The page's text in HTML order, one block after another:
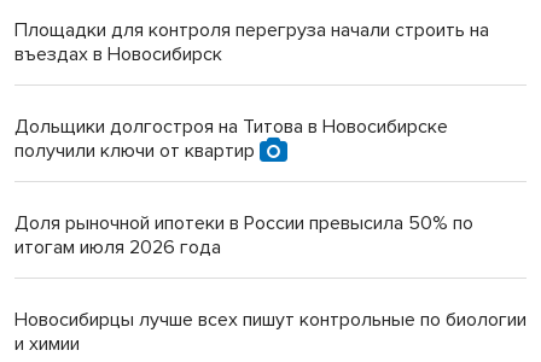
Площадки для контроля перегруза начали строить на
въездах в Новосибирск
Дольщики долгостроя на Титова в Новосибирске
получили ключи от квартир
Доля рыночной ипотеки в России превысила 50% по
итогам июля 2026 года
Новосибирцы лучше всех пишут контрольные по биологии
и химии